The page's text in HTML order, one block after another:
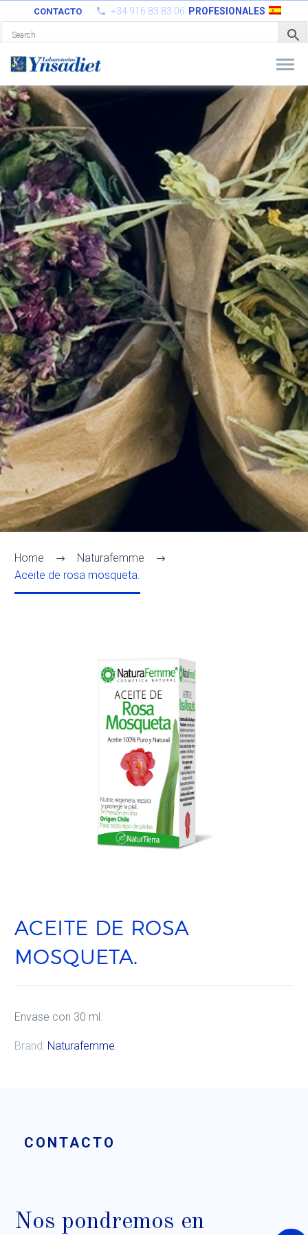
CONTACTO +34 916 83 83 06 PROFESIONALES
Home
Naturafemme
Aceite de rosa mosqueta.
ACEITE DE ROSA
MOSQUETA.
Envase con 30 ml.
Brand: Naturafemme
CONTACTO
Nos pondremos en